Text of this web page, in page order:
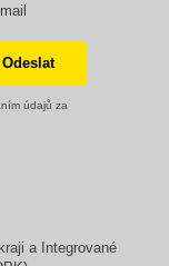
údajů za
a Integrované